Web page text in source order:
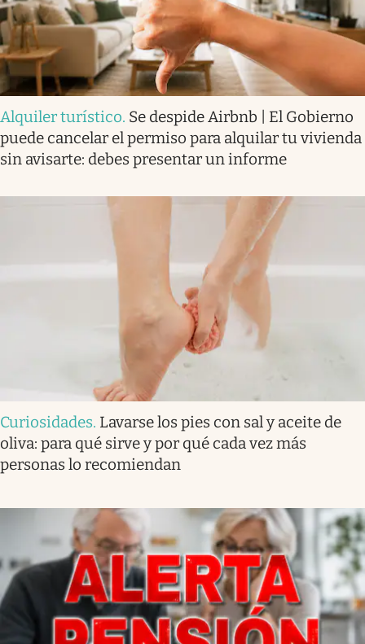
Alquiler turístico. Se despide Airbnb | El Gobierno
puede cancelar el permiso para alquilar tu vivienda
sin avisarte: debes presentar un informe
Curiosidades. Lavarse los pies con sal y aceite de
oliva: para qué sirve y por qué cada vez más
personas lo recomiendan